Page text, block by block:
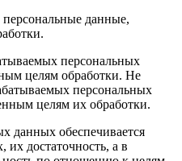
данные,
персональных
целям обработки. Не
персональных
целям их обработки.
данных обеспечивается
их достаточность, а в